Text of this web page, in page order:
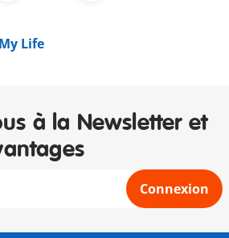
My Life
à la Newsletter et
Connexion